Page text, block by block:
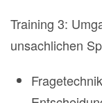
Training 3:
unsachlichen